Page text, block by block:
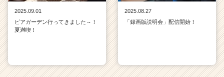
2025.09.01
ビアガーデン行ってきました～！
夏満喫！
2025.08.27
「録画版説明会」配信開始！